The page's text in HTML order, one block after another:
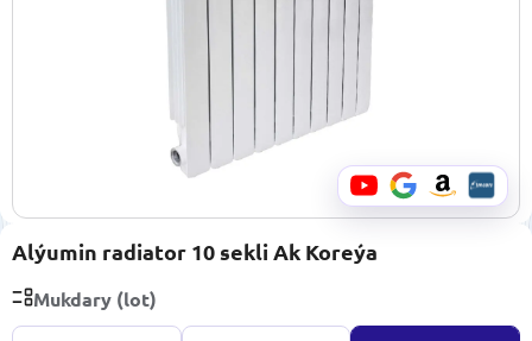
Alýumin radiator 10 sekli Ak Koreýa
Mukdary (lot)